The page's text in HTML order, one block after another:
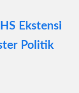
Ekstensi
Politik